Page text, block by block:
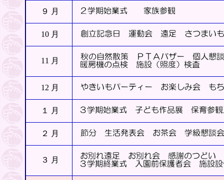
９ 月
10 月
11 月
12 月
１ 月
２ 月
３ 月